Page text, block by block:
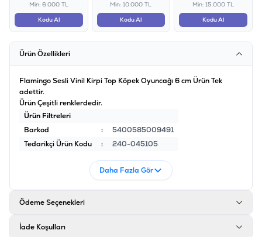
Min: 6.000 TL
Kodu Al
Min: 10.000 TL
Kodu Al
Min: 15.000 TL
Kodu Al
Ürün Özellikleri
Flamingo Sesli Vinil Kirpi Top Köpek Oyuncağı 6 cm Ürün Tek
adettir.
Ürün Çeşitli renklerdedir.
Ürün Filtreleri
Barkod
:
5400585009491
Tedarikçi Ürün Kodu
: 240-045105
Daha Fazla Gör
Ödeme Seçenekleri
İade Koşulları